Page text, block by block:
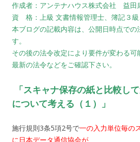
作成者：アンテナハウス株式会社 益田
資 格：上級 文書情報管理士、簿記３
本ブログの記載内容は、公開日時点での
す。
その後の法令改定により要件が変わる可
最新の法令などをご確認下さい。
「スキャナ保存の紙と比較し
について考える（１）」
施行規則3条5項2号で一の入力単位毎の
に日本データ通信協会が